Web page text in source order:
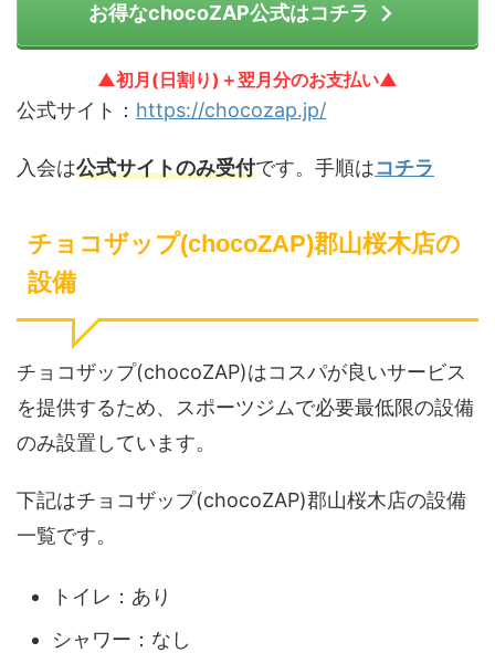
お得なchocoZAP公式はコチラ
▲初月(日割り)＋翌月分のお支払い▲
公式サイト： https://chocozap.jp/
入会は公式サイトのみ受付です。手順はコチラ
チョコザップ(chocoZAP)郡山桜木店の
設備
チョコザップ(chocoZAP)はコスパが良いサービス
を提供するため、スポーツジムで必要最低限の設備
のみ設置しています。
下記はチョコザップ(chocoZAP)郡山桜木店の設備
一覧です。
トイレ：あり
シャワー：なし